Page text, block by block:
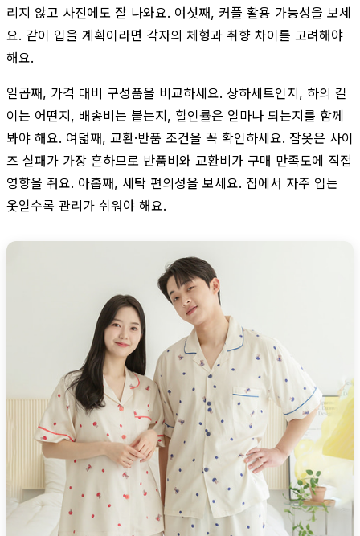
리지 않고 사진에도 잘 나와요. 여섯째, 커플 활용 가능성을 보세
요. 같이 입을 계획이라면 각자의 체형과 취향 차이를 고려해야
해요.
일곱째, 가격 대비 구성품을 비교하세요. 상하세트인지, 하의 길
이는 어떤지, 배송비는 붙는지, 할인률은 얼마나 되는지를 함께
봐야 해요. 여덟째, 교환·반품 조건을 꼭 확인하세요. 잠옷은 사이
즈 실패가 가장 흔하므로 반품비와 교환비가 구매 만족도에 직접
영향을 줘요. 아홉째, 세탁 편의성을 보세요. 집에서 자주 입는
옷일수록 관리가 쉬워야 해요.